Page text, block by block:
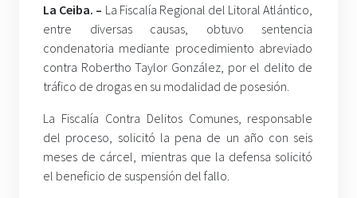
La Ceiba. – La Fiscalía Regional del Litoral Atlántico,
entre diversas causas, obtuvo sentencia
condenatoria mediante procedimiento abreviado
contra Robertho Taylor González, por el delito de
tráfico de drogas en su modalidad de posesión.
La Fiscalía Contra Delitos Comunes, responsable
del proceso, solicitó la pena de un año con seis
meses de cárcel, mientras que la defensa solicitó
el beneficio de suspensión del fallo.